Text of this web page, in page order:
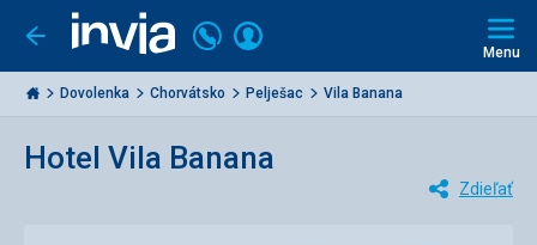
Ísť
späť
Invia.sk
Volajte
+421
2
3221
Prihlásiť
Menu
Dovolenka Chorvátsko Pelješac Vila Banana
Hotel Vila Banana
Zdieľať